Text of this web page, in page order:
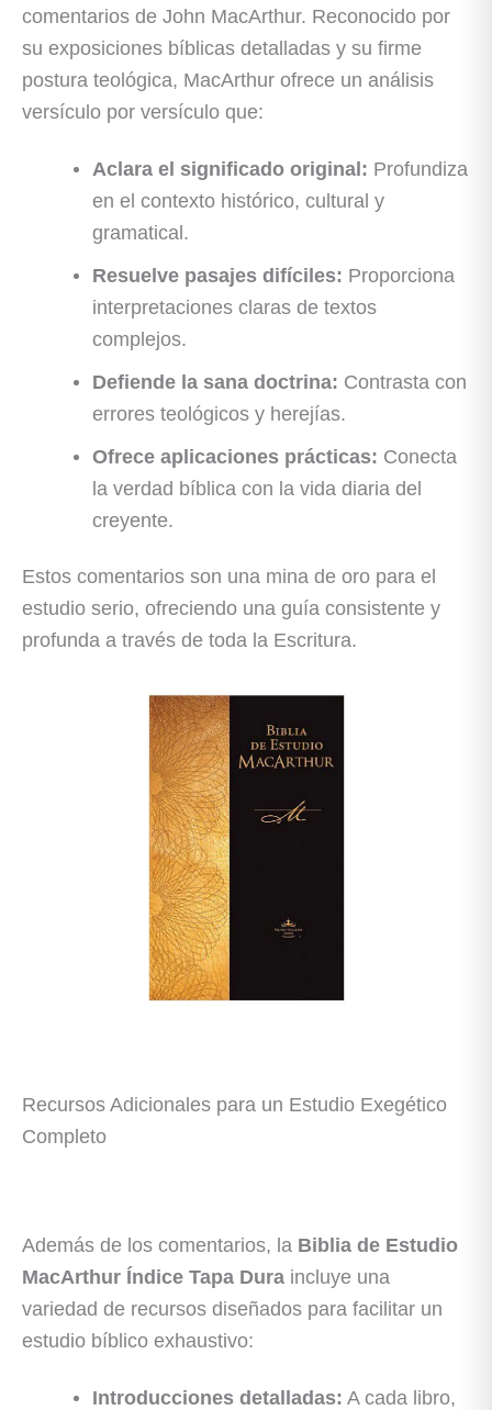
comentarios de John MacArthur. Reconocido por
su exposiciones bíblicas detalladas y su firme
postura teológica, MacArthur ofrece un análisis
versículo por versículo que:
Aclara el significado original: Profundiza
en el contexto histórico, cultural y
gramatical.
Resuelve pasajes difíciles: Proporciona
interpretaciones claras de textos
complejos.
Defiende la sana doctrina: Contrasta con
errores teológicos y herejías.
Ofrece aplicaciones prácticas: Conecta
la verdad bíblica con la vida diaria del
creyente.
Estos comentarios son una mina de oro para el
estudio serio, ofreciendo una guía consistente y
profunda a través de toda la Escritura.
Recursos Adicionales para un Estudio Exegético
Completo
Además de los comentarios, la Biblia de Estudio
MacArthur Índice Tapa Dura incluye una
variedad de recursos diseñados para facilitar un
estudio bíblico exhaustivo:
Introducciones detalladas: A cada libro,